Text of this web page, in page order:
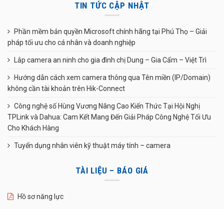
TIN TỨC CẬP NHẬT
Phần mềm bản quyền Microsoft chính hãng tại Phú Thọ – Giải
pháp tối ưu cho cá nhân và doanh nghiệp
Lắp camera an ninh cho gia đình chị Dung – Gia Cẩm – Việt Trì
Hướng dẫn cách xem camera thông qua Tên miền (IP/Domain)
không cần tài khoản trên Hik-Connect
Công nghệ số Hùng Vương Nâng Cao Kiến Thức Tại Hội Nghị
TPLink và Dahua: Cam Kết Mang Đến Giải Pháp Công Nghệ Tối Ưu
Cho Khách Hàng
Tuyển dụng nhân viên kỹ thuật máy tính – camera
TÀI LIỆU – BÁO GIÁ
Hồ sơ năng lực